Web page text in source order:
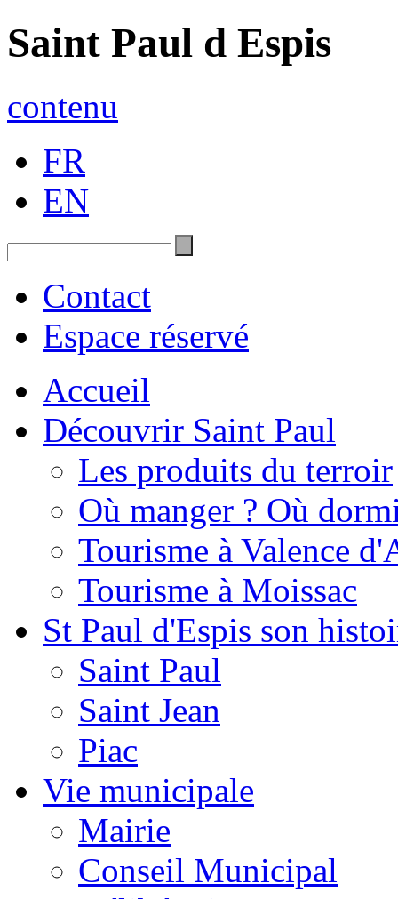
Saint Paul d Espis
contenu
FR
EN
Contact
Espace réservé
Accueil
Découvrir Saint Paul
Les produits du terroir
Où manger ? Où
Tourisme à Valence
Tourisme à Moissac
St Paul d'Espis son
Saint Paul
Saint Jean
Piac
Vie municipale
Mairie
Conseil Municipal